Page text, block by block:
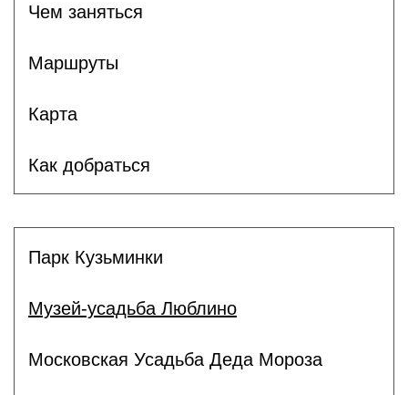
Чем заняться
Маршруты
Карта
Как добраться
Парк Кузьминки
Музей-усадьба Люблино
Московская Усадьба Деда Мороза